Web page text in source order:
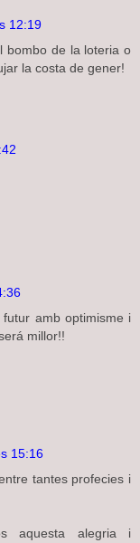
12:19
bombo de la loteria o
la costa de gener!
amb optimisme i
millor!!
15:16
tantes profecies i
aquesta alegria i